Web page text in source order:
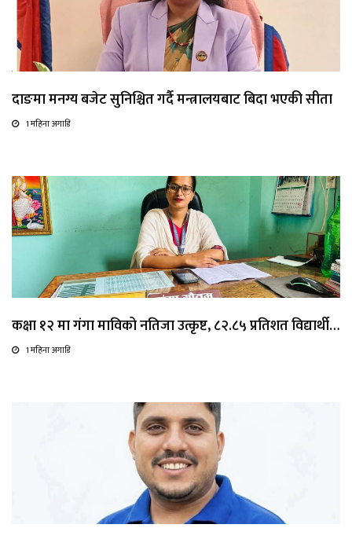
दाङमा मनग्य बजेट सुनिश्चित गर्दै मन्त्रालयबाट बिदा भएकी सीता
1 महिना अगाडि
कक्षा १२ मा गंगा माविको नतिजा उत्कृष्ट, ८२.८५ प्रतिशत विद्यार्थी…
1 महिना अगाडि